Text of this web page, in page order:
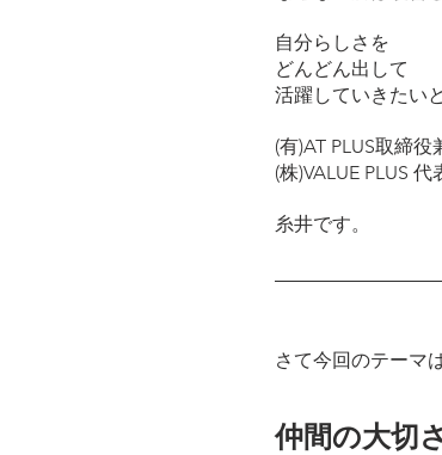
自分らしさを
どんどん出して
活躍していきたい
(有)AT PLUS取締役
(株)VALUE PLUS
糸井です。
さて今回のテーマ
仲間の大切さ